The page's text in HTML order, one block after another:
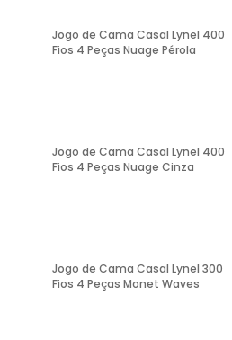
Jogo de Cama Casal Lynel 400
Fios 4 Peças Nuage Pérola
Jogo de Cama Casal Lynel 400
Fios 4 Peças Nuage Cinza
Jogo de Cama Casal Lynel 300
Fios 4 Peças Monet Waves